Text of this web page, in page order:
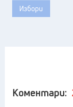
Избори
Коментари: